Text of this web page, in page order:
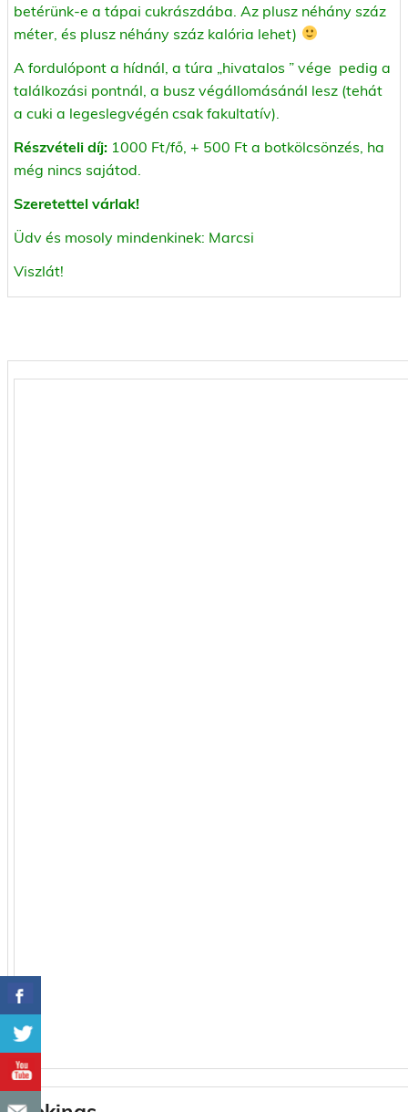
betérünk-e a tápai cukrászdába. Az plusz néhány száz
méter, és plusz néhány száz kalória lehet)
A fordulópont a hídnál, a túra „hivatalos ” vége pedig a
találkozási pontnál, a busz végállomásánál lesz (tehát
a cuki a legeslegvégén csak fakultatív).
Részvételi díj: 1000 Ft/fő, + 500 Ft a botkölcsönzés, ha
még nincs sajátod.
Szeretettel várlak!
Üdv és mosoly mindenkinek: Marcsi
Viszlát!